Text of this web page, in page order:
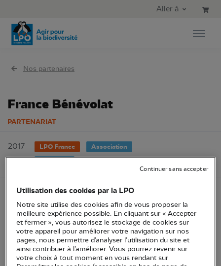
Aller au menu principal
Aller à
Nos partenaires
France Bénévolat
PARTENARIAT
2017 LPO France
Association
Reconnue association d’utilité publique,France
Bénévolata pour vocation le développement de
l’engagement bénévole associatif pour une
citoyenneté active.
Utilisation des cookies par la LPO
Notre site utilise des cookies afin de vous proposer la
meilleure expérience possible. En cliquant sur « Accepter
et fermer », vous autorisez le stockage de cookies sur
votre appareil pour améliorer votre navigation sur nos
pages, nous permettre d’analyser l’utilisation du site et
ainsi contribuer à l’améliorer. Vous pourrez revenir sur
votre choix à tout moment en vous rendant sur
Continuer sans accepter